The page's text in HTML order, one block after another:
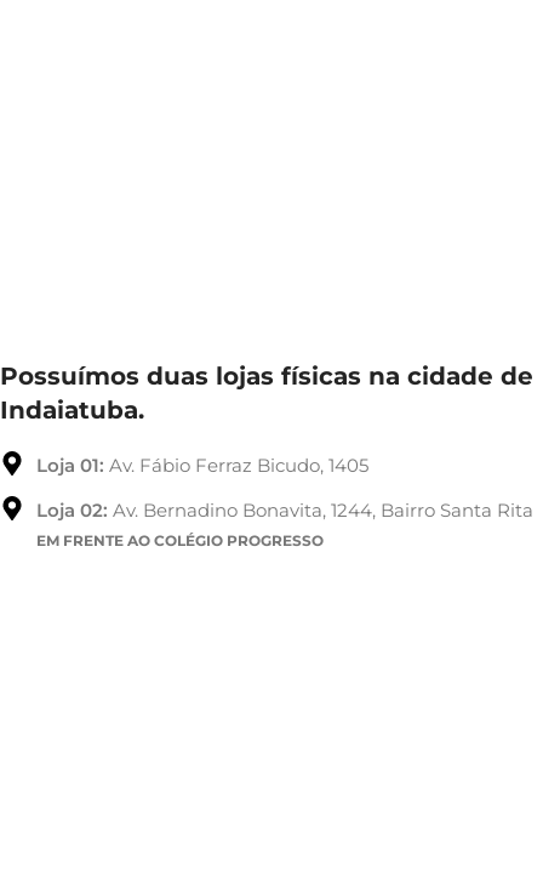
Possuímos duas lojas físicas na cidade de
Indaiatuba.
Loja 01: Av. Fábio Ferraz Bicudo, 1405
Loja 02: Av. Bernadino Bonavita, 1244, Bairro Santa Rita
EM FRENTE AO COLÉGIO PROGRESSO